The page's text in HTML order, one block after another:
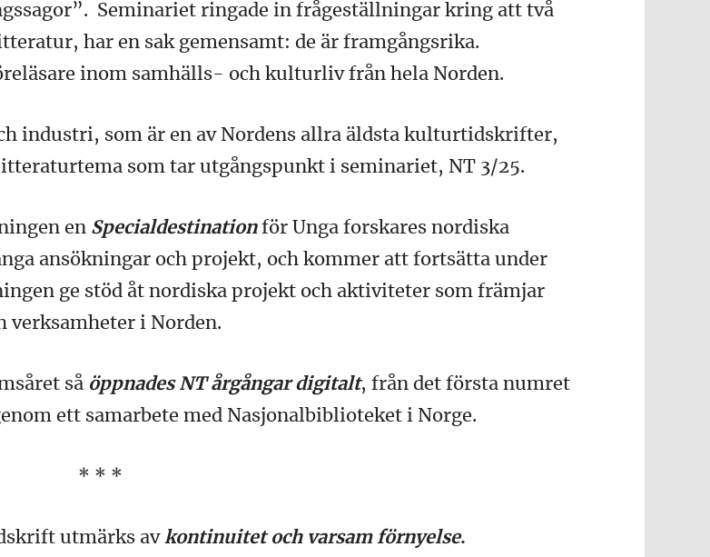
Seminariet ringade in frågeställningar kring att två
har en sak gemensamt: de är framgångsrika.
inom samhälls- och kulturliv från hela Norden.
industri, som är en av Nordens allra äldsta kulturtidskrifter,
som tar utgångspunkt i seminariet, NT 3/25.
en Specialdestination för Unga forskares nordiska
ansökningar och projekt, och kommer att fortsätta under
ge stöd åt nordiska projekt och aktiviteter som främjar
verksamheter i Norden.
så öppnades NT årgångar digitalt, från det första numret
ett samarbete med Nasjonalbiblioteket i Norge.
* * *
utmärks av kontinuitet och varsam förnyelse.